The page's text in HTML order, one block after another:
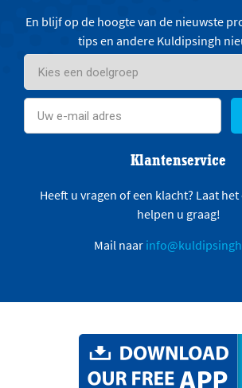
En blijf op de hoogte van de nieuwste
tips en andere Kuldipsingh
Klantenservice
Heeft u vragen of een klacht? Laat
helpen u graag!
Mail naar